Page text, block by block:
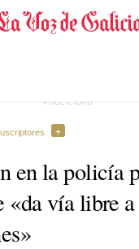
en la policía
«da vía libre